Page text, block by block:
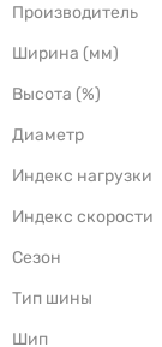
Производитель
Ширина (мм)
Высота (%)
Диаметр
Индекс нагрузки
Индекс скорости
Сезон
Тип шины
Шип